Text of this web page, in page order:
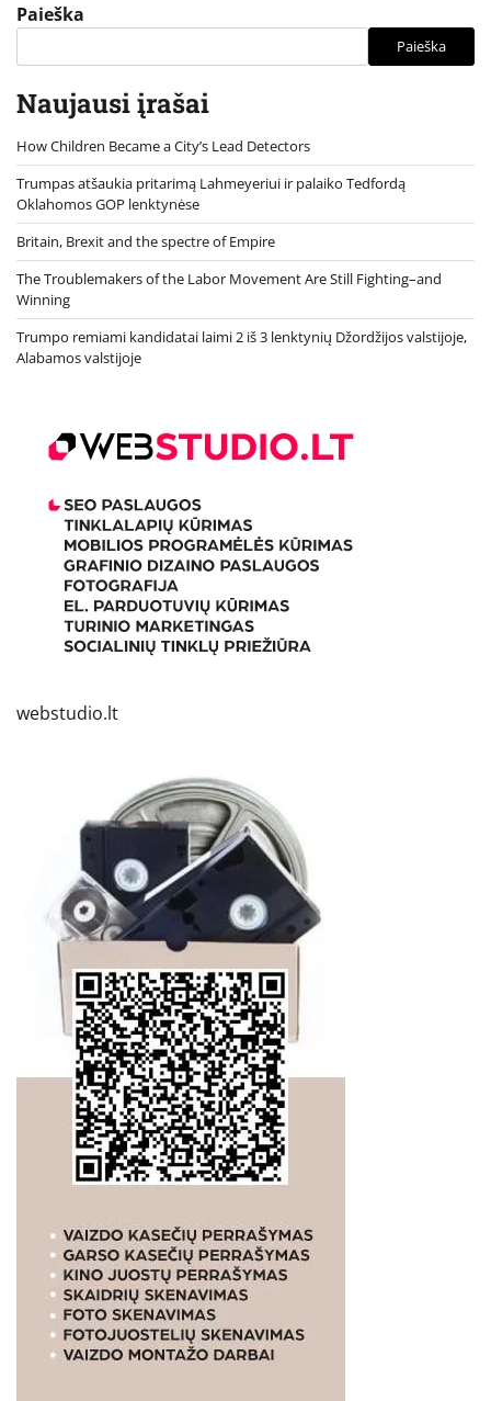
Paieška
Paieška
Naujausi įrašai
How Children Became a City’s Lead Detectors
Trumpas atšaukia pritarimą Lahmeyeriui ir palaiko Tedfordą
Oklahomos GOP lenktynėse
Britain, Brexit and the spectre of Empire
The Troublemakers of the Labor Movement Are Still Fighting–and
Winning
Trumpo remiami kandidatai laimi 2 iš 3 lenktynių Džordžijos valstijoje,
Alabamos valstijoje
webstudio.lt